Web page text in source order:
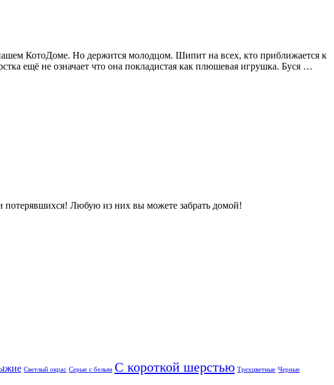
КотоДоме. Но держится молодцом. Шипит на всех, кто приближается к
ещё не означает что она покладистая как плюшевая игрушка. Буся …
Любую из них вы можете забрать домой!
Светлый окрас Серые с белым С короткой шерстью Трехцветные Черные